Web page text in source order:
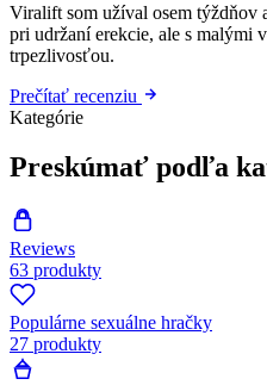
Viralift som užíval osem týždňov
pri udržaní erekcie, ale s malými
trpezlivosťou.
Prečítať recenziu
Kategórie
Preskúmať podľa
Reviews
63 produkty
Populárne sexuálne hračky
27 produkty